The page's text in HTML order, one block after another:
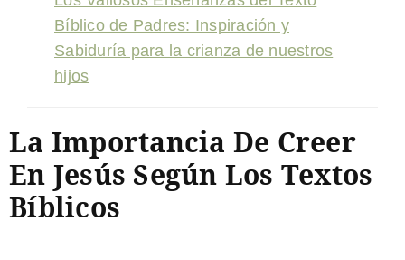
Bíblico de Padres: Inspiración y
Sabiduría para la crianza de nuestros
hijos
La Importancia De Creer
En Jesús Según Los Textos
Bíblicos